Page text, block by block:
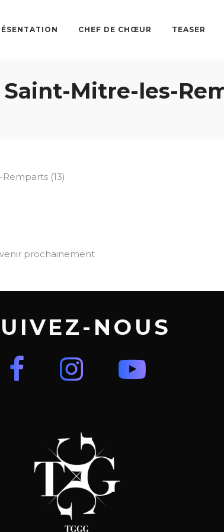
CHEF DE CHŒUR TEASER
Saint-Mitre-les-
(13)
prochainement
NOUS